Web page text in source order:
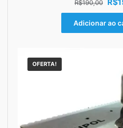
5.00
R$190,00
era:
R$
Adicionar ao
OFERTA!